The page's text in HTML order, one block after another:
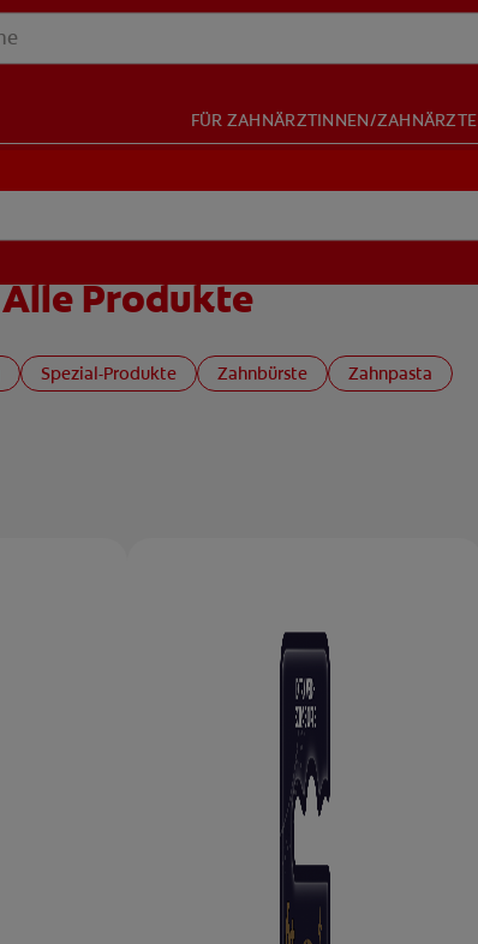
ANMELDEN
FÜR ZAHNÄRZTINNEN/ZAHNÄRZTE
Alle Produkte
Spezial-Produkte Zahnbürste Zahnpasta